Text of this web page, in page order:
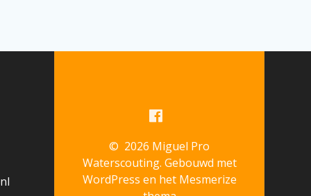
© 2026 Miguel Pro
Waterscouting. Gebouwd met
WordPress en het Mesmerize